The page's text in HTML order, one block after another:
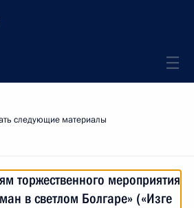
следующие материалы
торжественного мероприятия
в светлом Болгаре» («Изге